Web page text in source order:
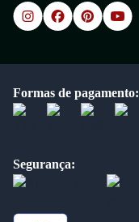
Formas de pagamento:
Segurança: